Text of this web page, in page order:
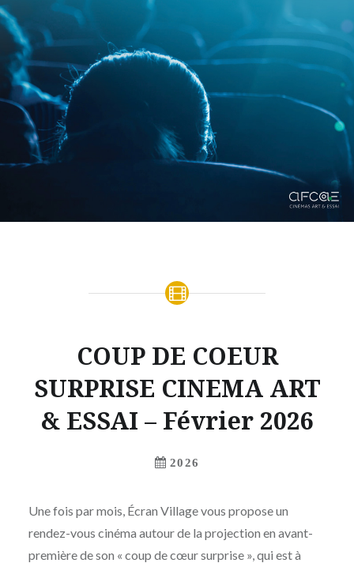
COUP DE COEUR
SURPRISE CINEMA ART
& ESSAI – Février 2026
2026
Une fois par mois, Écran Village vous propose un
rendez-vous cinéma autour de la projection en avant-
première de son « coup de cœur surprise », qui est à